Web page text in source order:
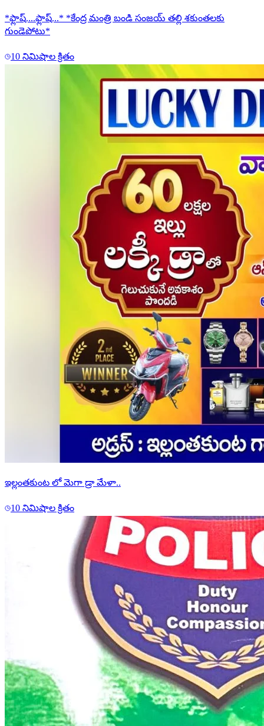
*ఫ్లాష్....ఫ్లాష్...* *కేంద్ర మంత్రి బండి సంజయ్ తల్లి శకుంతలకు
గుండెపోటు*
10 నిమిషాల క్రితం
ఇల్లంతకుంట లో మెగా డ్రా మేళా..
10 నిమిషాల క్రితం